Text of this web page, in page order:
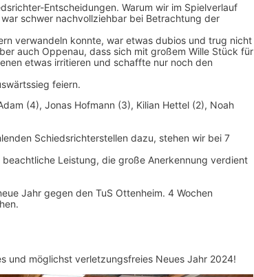
Entscheidungen. Warum wir im Spielverlauf
schwer nachvollziehbar bei Betrachtung der
verwandeln konnte, war etwas dubios und trug nicht
auch Oppenau, dass sich mit großem Wille Stück für
etwas irritieren und schaffte nur noch den
feiern.
(4), Jonas Hofmann (3), Kilian Hettel (2), Noah
Schiedsrichterstellen dazu, stehen wir bei 7
Leistung, die große Anerkennung verdient
Jahr gegen den TuS Ottenheim. 4 Wochen
und möglichst verletzungsfreies Neues Jahr 2024!